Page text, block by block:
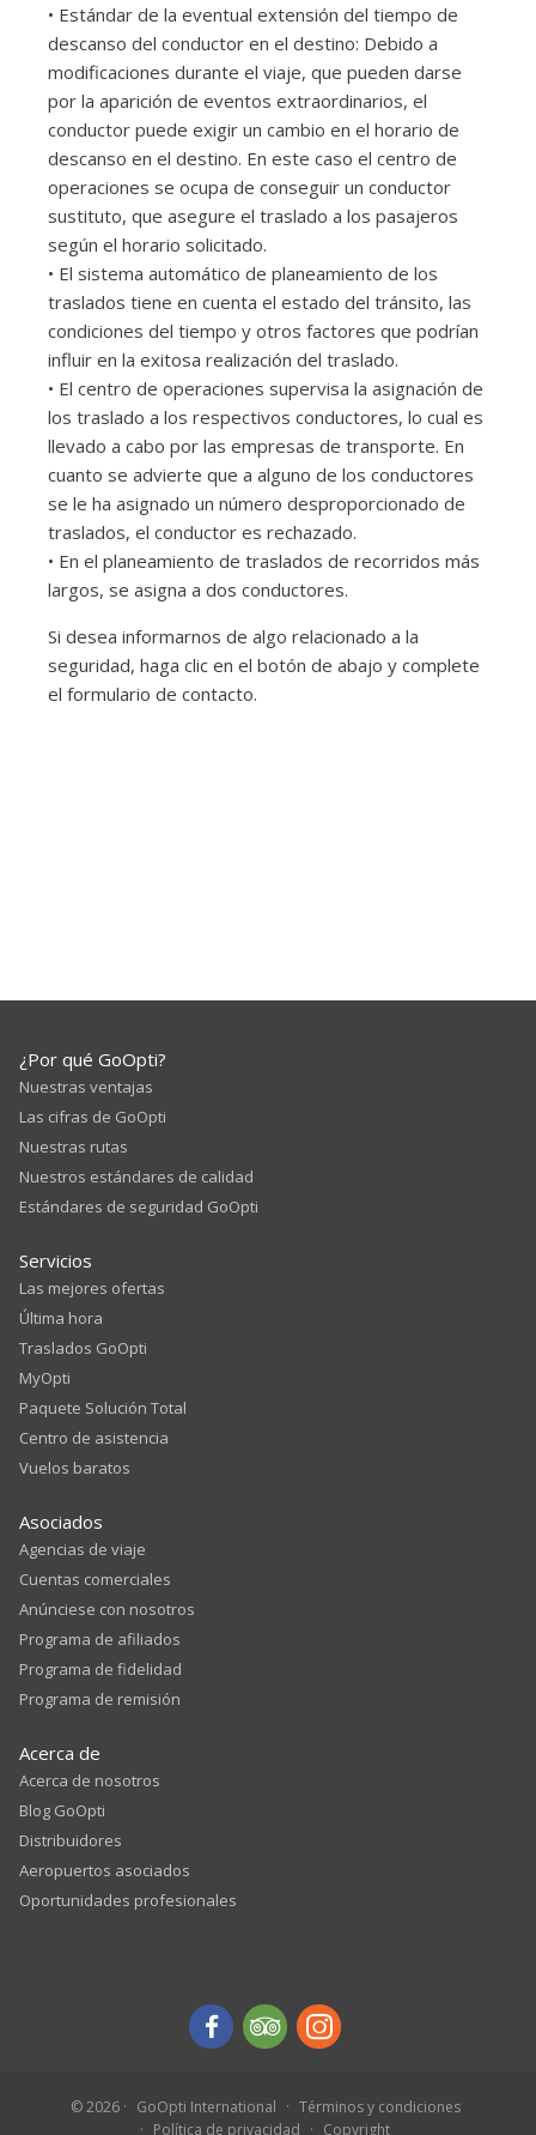
• Estándar de la eventual extensión del tiempo de
descanso del conductor en el destino: Debido a
modificaciones durante el viaje, que pueden darse
por la aparición de eventos extraordinarios, el
conductor puede exigir un cambio en el horario de
descanso en el destino. En este caso el centro de
operaciones se ocupa de conseguir un conductor
sustituto, que asegure el traslado a los pasajeros
según el horario solicitado.
• El sistema automático de planeamiento de los
traslados tiene en cuenta el estado del tránsito, las
condiciones del tiempo y otros factores que podrían
influir en la exitosa realización del traslado.
• El centro de operaciones supervisa la asignación de
los traslado a los respectivos conductores, lo cual es
llevado a cabo por las empresas de transporte. En
cuanto se advierte que a alguno de los conductores
se le ha asignado un número desproporcionado de
traslados, el conductor es rechazado.
• En el planeamiento de traslados de recorridos más
largos, se asigna a dos conductores.
Si desea informarnos de algo relacionado a la
seguridad, haga clic en el botón de abajo y complete
el formulario de contacto.
¿Por qué GoOpti?
Nuestras ventajas
Las cifras de GoOpti
Nuestras rutas
Nuestros estándares de calidad
Estándares de seguridad GoOpti
Servicios
Las mejores ofertas
Última hora
Traslados GoOpti
MyOpti
Paquete Solución Total
Centro de asistencia
Vuelos baratos
Asociados
Agencias de viaje
Cuentas comerciales
Anúnciese con nosotros
Programa de afiliados
Programa de fidelidad
Programa de remisión
Acerca de
Acerca de nosotros
Blog GoOpti
Distribuidores
Aeropuertos asociados
Oportunidades profesionales
© 2026 GoOpti International
Términos y condiciones
Política de privacidad
Copyright